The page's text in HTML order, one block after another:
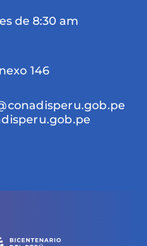
de 8:30 am
146